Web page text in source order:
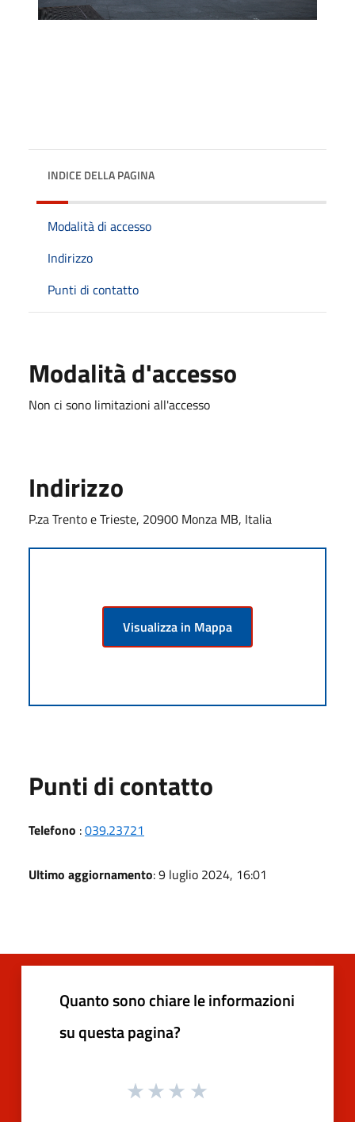
INDICE DELLA PAGINA
Modalità di accesso
Indirizzo
Punti di contatto
Modalità d'accesso
Non ci sono limitazioni all'accesso
Indirizzo
P.za Trento e Trieste, 20900 Monza MB, Italia
Visualizza in Mappa
Punti di contatto
Telefono :039.23721
Ultimo aggiornamento: 9 luglio 2024, 16:01
Quanto sono chiare le informazioni
su questa pagina?